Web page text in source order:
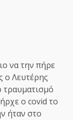
να την πήρε
ο Λευτέρης
τραυματισμό
ο covid το
ήταν στο